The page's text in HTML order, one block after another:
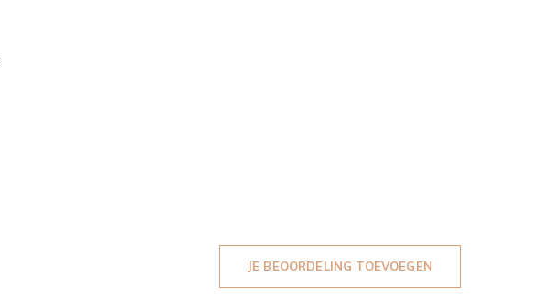
JE BEOORDELING TOEVOEGEN